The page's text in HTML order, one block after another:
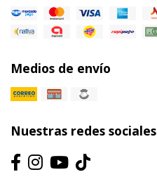
Medios de envío
Nuestras redes sociales